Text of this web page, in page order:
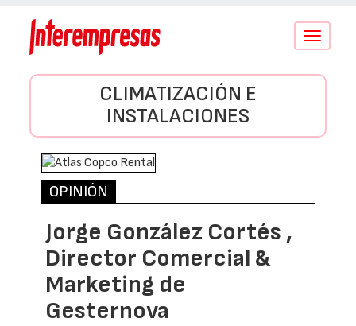
Conmutar
CLIMATIZACIÓN E
INSTALACIONES
OPINIÓN
Jorge González Cortés ,
Director Comercial &
Marketing de
Gesternova